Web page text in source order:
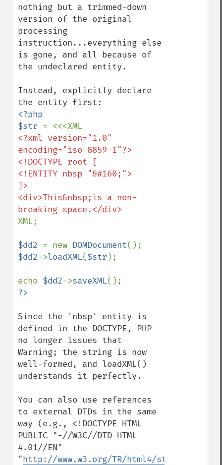
nothing but a trimmed-down
version of the original
processing
instruction...everything else
is gone, and all because of
the undeclared entity.
Instead, explicitly declare
<?php
$str
<?xml version="1.0"
encoding="iso-8859-1"?>
<!DOCTYPE root [
<!ENTITY nbsp "&#160;">
]>
<div>This&nbsp;is a non-
XML;
$dd2 = new DOMDocument
$dd2->loadXML($str );
echo $dd2->saveXML
Since the 'nbsp' entity is
defined in the DOCTYPE, PHP
no longer issues that
Warning; the string is now
well-formed, and loadXML()
understands it perfectly.
You can also use references
to external DTDs in the same
way (e.g., <!DOCTYPE HTML
PUBLIC "-//W3C//DTD HTML
4.01//EN"
"http://www.w3.org/TR/html4/strict.dtd